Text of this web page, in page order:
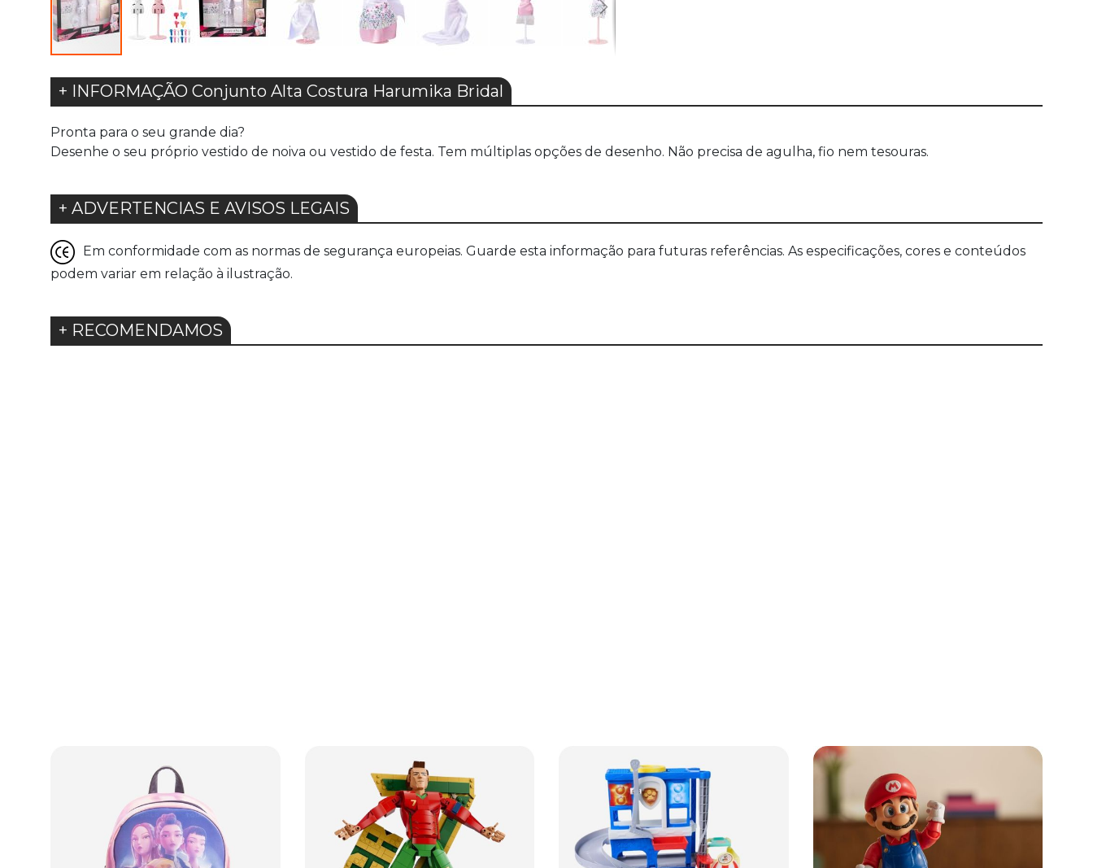
+ INFORMAÇÃO Conjunto Alta Costura Harumika Bridal
Pronta para o seu grande dia?
Desenhe o seu próprio vestido de noiva ou vestido de festa. Tem múltiplas opções de desenho. Não precisa de agulha, fio nem tesouras.
+ ADVERTENCIAS E AVISOS LEGAIS
Em conformidade com as normas de segurança europeias. Guarde esta informação para futuras referências. As especificações, cores e conteúdos
podem variar em relação à ilustração.
+ RECOMENDAMOS